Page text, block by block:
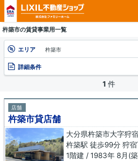
杵築市の賃貸事業用一覧
エリア 杵築市
詳細条件
1 件
店舗
杵築市貸店舗
大分県杵築市大字狩宿
杵築駅 徒歩99分 狩
1階建 / 1983年 8月(